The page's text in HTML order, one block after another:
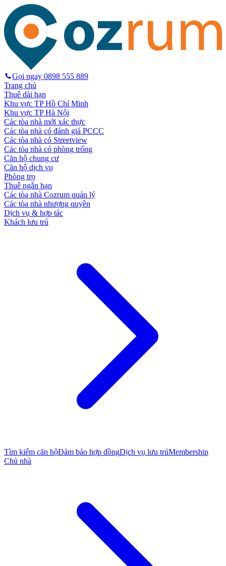
Gọi ngay 0898 555 889
Trang chủ
Thuê dài hạn
Khu vực TP Hồ Chí Minh
Khu vực TP Hà Nội
Các tòa nhà mới xác thực
Các tòa nhà có đánh giá PCCC
Các tòa nhà có Streetview
Các tòa nhà có phòng trống
Căn hộ chung cư
Căn hộ dịch vụ
Phòng trọ
Thuê ngắn hạn
Các tòa nhà Cozrum quản lý
Các tòa nhà nhượng quyền
Dịch vụ & hợp tác
Khách lưu trú
Tìm kiếm căn hộĐảm bảo hợp đồngDịch vụ lưu trúMembership
Chủ nhà